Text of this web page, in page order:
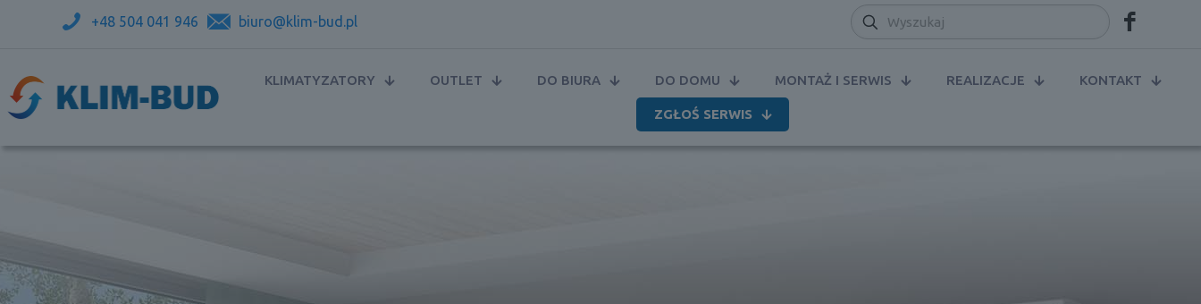
+48 504 041 946 biuro@klim-bud.pl
KLIMATYZATORY OUTLET DO BIURA DO DOMU MONTAŻ I SERWIS REALIZACJE KONTAKT
ZGŁOŚ SERWIS